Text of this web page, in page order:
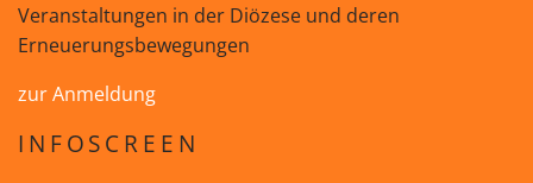
Veranstaltungen in der Diözese und deren
Erneuerungsbewegungen
zur Anmeldung
INFOSCREEN